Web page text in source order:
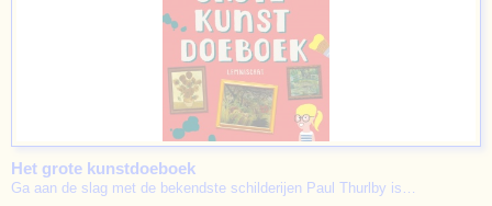
Het grote kunstdoeboek
Ga aan de slag met de bekendste schilderijen Paul Thurlby is…